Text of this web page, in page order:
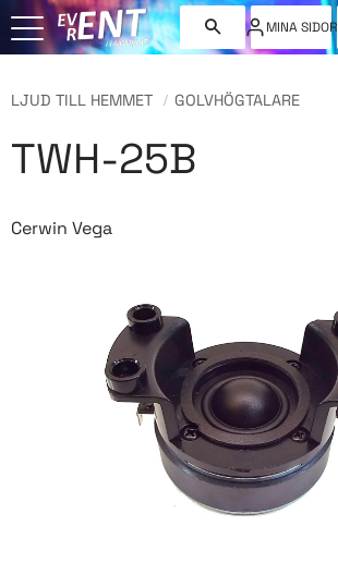
MINA SIDOR
LJUD TILL HEMMET GOLVHÖGTALARE
TWH-25B
Cerwin Vega